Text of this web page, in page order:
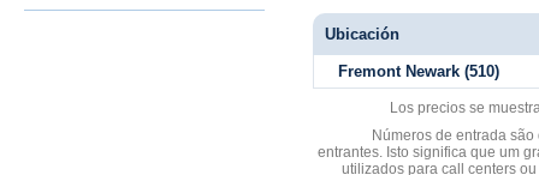
Ubicación
Fremont Newark (510)
Los precios se
Números de entrada
entrantes. Isto significa que um
utilizados para call centers